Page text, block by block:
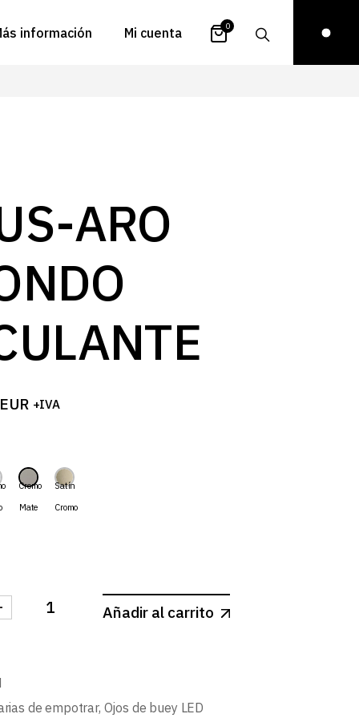
información
Proyectos
de inspiración
Mi cuenta
contraseña
0
ARO
EUR +IVA
Cromo
Mate
Satín
Cromo
ARO REDONDO BASCULANTE cantidad
Añadir al carrito
de empotrar, Ojos de buey LED